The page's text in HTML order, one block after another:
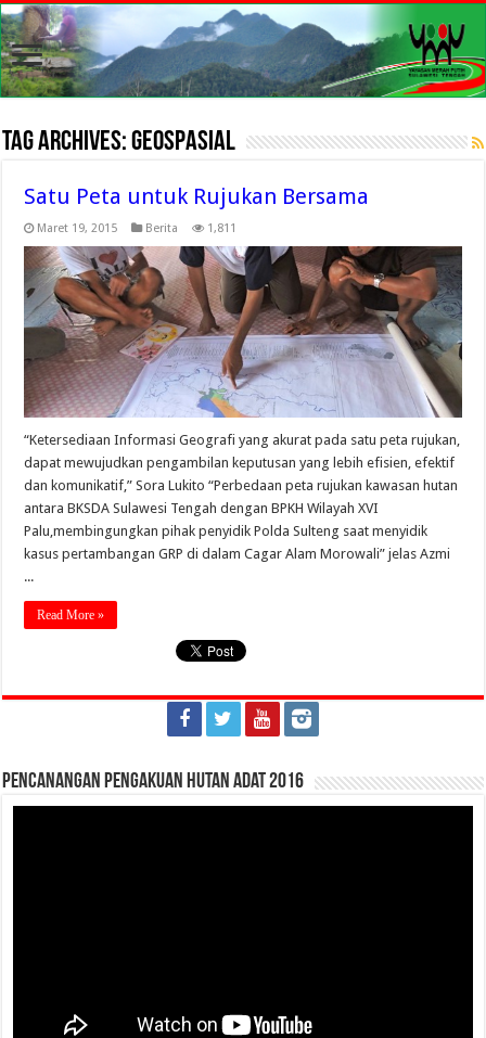
Tag Archives:Geospasial
Satu Peta untuk Rujukan Bersama
Maret 19, 2015 Berita 1,811
“Ketersediaan Informasi Geografi yang akurat pada satu peta rujukan,
dapat mewujudkan pengambilan keputusan yang lebih efisien, efektif
dan komunikatif,” Sora Lukito “Perbedaan peta rujukan kawasan hutan
antara BKSDA Sulawesi Tengah dengan BPKH Wilayah XVI
Palu,membingungkan pihak penyidik Polda Sulteng saat menyidik
kasus pertambangan GRP di dalam Cagar Alam Morowali” jelas Azmi
...
Read More »
Pencanangan Pengakuan Hutan Adat 2016